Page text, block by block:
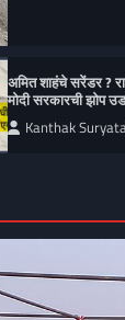
अमित शाहंचे सरेंडर ?
मोदी सरकारची झोप
Kanthak